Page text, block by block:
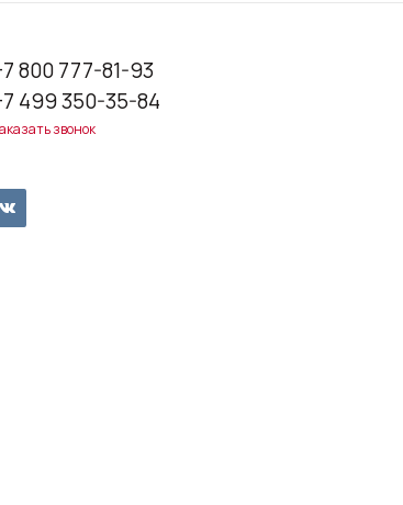
800 777-81-93
499 350-35-84
звонок